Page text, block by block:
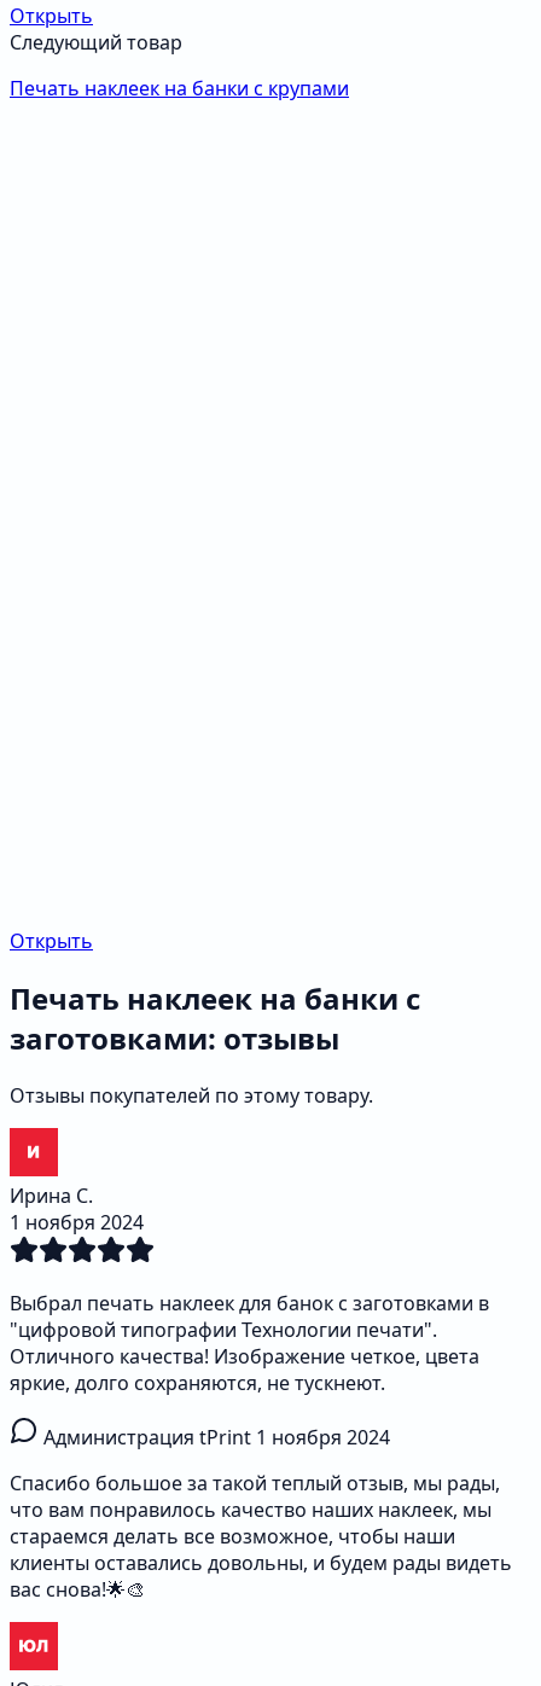
Открыть
Следующий товар
Печать наклеек на банки с крупами
Открыть
Печать наклеек на банки с
заготовками: отзывы
Отзывы покупателей по этому товару.
Ирина С.
1 ноября 2024
Выбрал печать наклеек для банок с заготовками в
"цифровой типографии Технологии печати".
Отличного качества! Изображение четкое, цвета
яркие, долго сохраняются, не тускнеют.
Администрация tPrint 1 ноября 2024
Спасибо большое за такой теплый отзыв, мы рады,
что вам понравилось качество наших наклеек, мы
стараемся делать все возможное, чтобы наши
клиенты оставались довольны, и будем рады видеть
вас снова!🌟🎨